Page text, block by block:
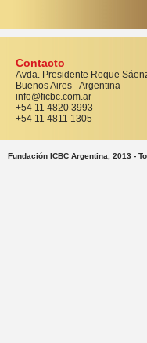
Contacto
Avda. Presidente Roque
Buenos Aires - Argentina
info@ficbc.com.ar
+54 11 4820 3993
+54 11 4811 1305
Fundación ICBC Argentina, 2013 -